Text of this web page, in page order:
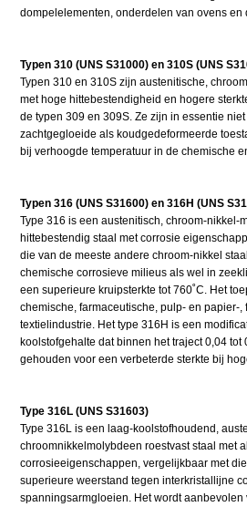
dompelelementen, onderdelen van ovens en
Typen 310 (UNS S31000) en 310S (UNS
Typen 310 en 310S zijn austenitische,
met hoge hittebestendigheid en hogere
de typen 309 en 309S. Ze zijn in essentie
zachtgegloeide als koudgedeformeerde
bij verhoogde temperatuur in de chemische
Typen 316 (UNS S31600) en 316H (UNS
Type 316 is een austenitisch, chroom-nikkel-
hittebestendig staal met corrosie
die van de meeste andere chroom-nikkel
chemische corrosieve milieus als wel in
een superieure kruipsterkte tot 760˚C. Het
chemische, farmaceutische, pulp- en papier-,
textielindustrie. Het type 316H is een
koolstofgehalte dat binnen het traject 0,04 tot
gehouden voor een verbeterde sterkte bij
Type 316L (UNS S31603)
Type 316L is een laag-koolstofhoudend,
chroomnikkelmolybdeen roestvast staal met
corrosieeigenschappen, vergelijkbaar met
superieure weerstand tegen interkristallijne
spanningsarmgloeien. Het wordt